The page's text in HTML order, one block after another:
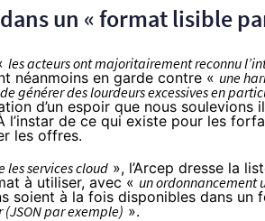
un « format lisible
les acteurs ont majoritairement reconnu
néanmoins en garde contre « une
générer des lourdeurs excessives en
d’un espoir que nous soulevions
l’instar de ce qui existe pour les
les offres.
services cloud », l’Arcep dresse la
à utiliser, avec « un ordonnancement
soient à la fois disponibles dans un
par exemple) ».